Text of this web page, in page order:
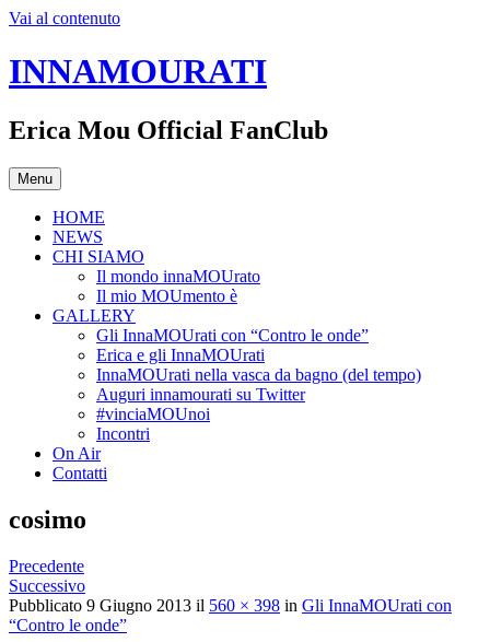
Vai al contenuto
INNAMOURATI
Erica Mou Official FanClub
Menu
HOME
NEWS
CHI SIAMO
Il mondo innaMOUrato
Il mio MOUmento è
GALLERY
Gli InnaMOUrati con “Contro le onde”
Erica e gli InnaMOUrati
InnaMOUrati nella vasca da bagno (del tempo)
Auguri innamourati su Twitter
#vinciaMOUnoi
Incontri
On Air
Contatti
cosimo
Precedente
Successivo
Pubblicato 9 Giugno 2013 il 560 × 398 in Gli InnaMOUrati con
“Contro le onde”